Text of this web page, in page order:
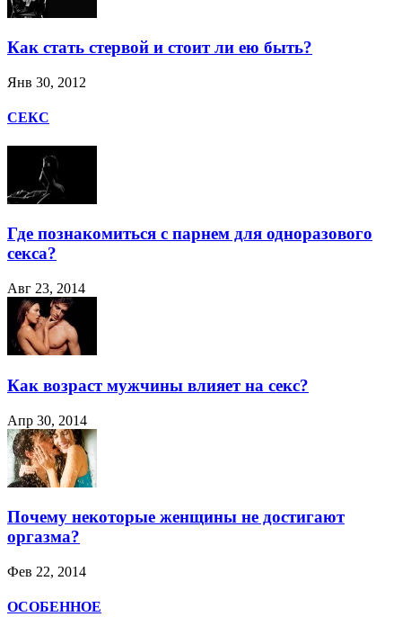
Как стать стервой и стоит ли ею быть?
Янв 30, 2012
СЕКС
Где познакомиться с парнем для одноразового
секса?
Авг 23, 2014
Как возраст мужчины влияет на секс?
Апр 30, 2014
Почему некоторые женщины не достигают
оргазма?
Фев 22, 2014
ОСОБЕННОЕ